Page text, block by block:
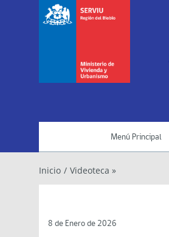
Menú Principal
Inicio / Videoteca »
8 de Enero de 2026